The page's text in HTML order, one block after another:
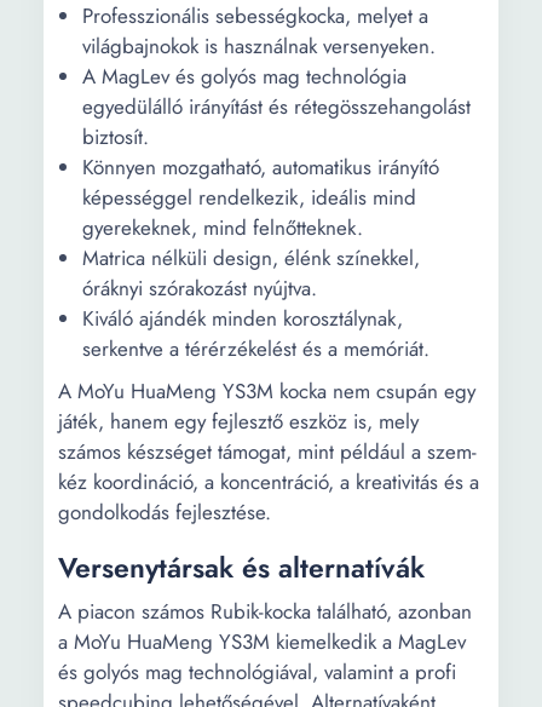
Professzionális sebességkocka, melyet a
világbajnokok is használnak versenyeken.
A MagLev és golyós mag technológia
egyedülálló irányítást és rétegösszehangolást
biztosít.
Könnyen mozgatható, automatikus irányító
képességgel rendelkezik, ideális mind
gyerekeknek, mind felnőtteknek.
Matrica nélküli design, élénk színekkel,
óráknyi szórakozást nyújtva.
Kiváló ajándék minden korosztálynak,
serkentve a térérzékelést és a memóriát.
A MoYu HuaMeng YS3M kocka nem csupán egy
játék, hanem egy fejlesztő eszköz is, mely
számos készséget támogat, mint például a szem-
kéz koordináció, a koncentráció, a kreativitás és a
gondolkodás fejlesztése.
Versenytársak és alternatívák
A piacon számos Rubik-kocka található, azonban
a MoYu HuaMeng YS3M kiemelkedik a MagLev
és golyós mag technológiával, valamint a profi